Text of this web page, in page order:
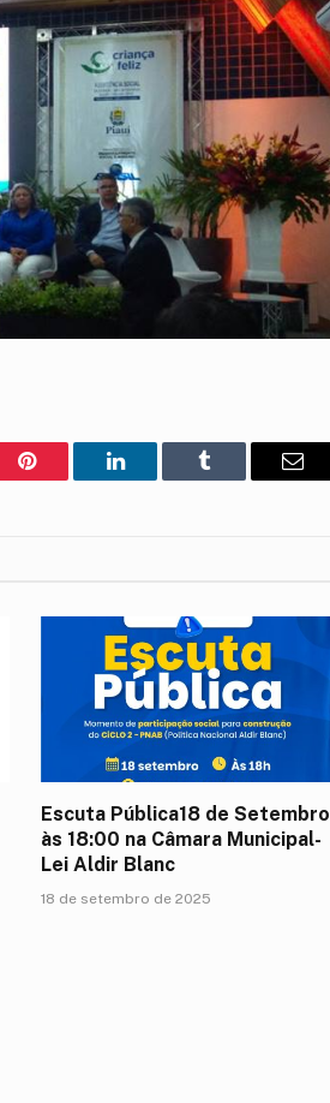
Pinterest LinkedIn Tumblr
E-
Escuta Pública18 de Setembro
às 18:00 na Câmara Municipal-
Lei Aldir Blanc
18 de setembro de 2025